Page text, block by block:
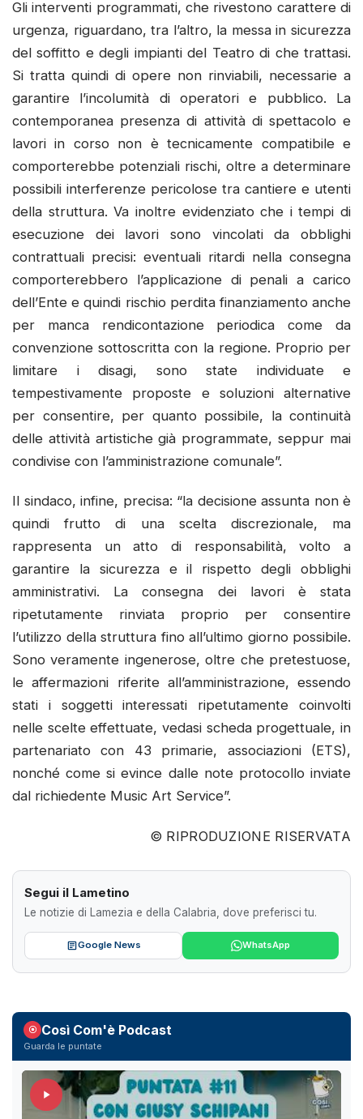
Gli interventi programmati, che rivestono carattere di
urgenza, riguardano, tra l’altro, la messa in sicurezza
del soffitto e degli impianti del Teatro di che trattasi.
Si tratta quindi di opere non rinviabili, necessarie a
garantire l’incolumità di operatori e pubblico. La
contemporanea presenza di attività di spettacolo e
lavori in corso non è tecnicamente compatibile e
comporterebbe potenziali rischi, oltre a determinare
possibili interferenze pericolose tra cantiere e utenti
della struttura. Va inoltre evidenziato che i tempi di
esecuzione dei lavori sono vincolati da obblighi
contrattuali precisi: eventuali ritardi nella consegna
comporterebbero l’applicazione di penali a carico
dell’Ente e quindi rischio perdita finanziamento anche
per manca rendicontazione periodica come da
convenzione sottoscritta con la regione. Proprio per
limitare i disagi, sono state individuate e
tempestivamente proposte e soluzioni alternative
per consentire, per quanto possibile, la continuità
delle attività artistiche già programmate, seppur mai
condivise con l’amministrazione comunale”.
Il sindaco, infine, precisa: “la decisione assunta non è
quindi frutto di una scelta discrezionale, ma
rappresenta un atto di responsabilità, volto a
garantire la sicurezza e il rispetto degli obblighi
amministrativi. La consegna dei lavori è stata
ripetutamente rinviata proprio per consentire
l’utilizzo della struttura fino all’ultimo giorno possibile.
Sono veramente ingenerose, oltre che pretestuose,
le affermazioni riferite all’amministrazione, essendo
stati i soggetti interessati ripetutamente coinvolti
nelle scelte effettuate, vedasi scheda progettuale, in
partenariato con 43 primarie, associazioni (ETS),
nonché come si evince dalle note protocollo inviate
dal richiedente Music Art Service”.
© RIPRODUZIONE RISERVATA
Segui il Lametino
Le notizie di Lamezia e della Calabria, dove preferisci tu.
Google News WhatsApp
Così Com'è Podcast
Guarda le puntate